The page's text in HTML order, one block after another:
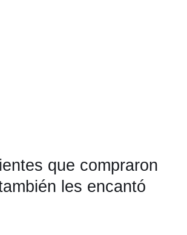
que compraron
les encantó